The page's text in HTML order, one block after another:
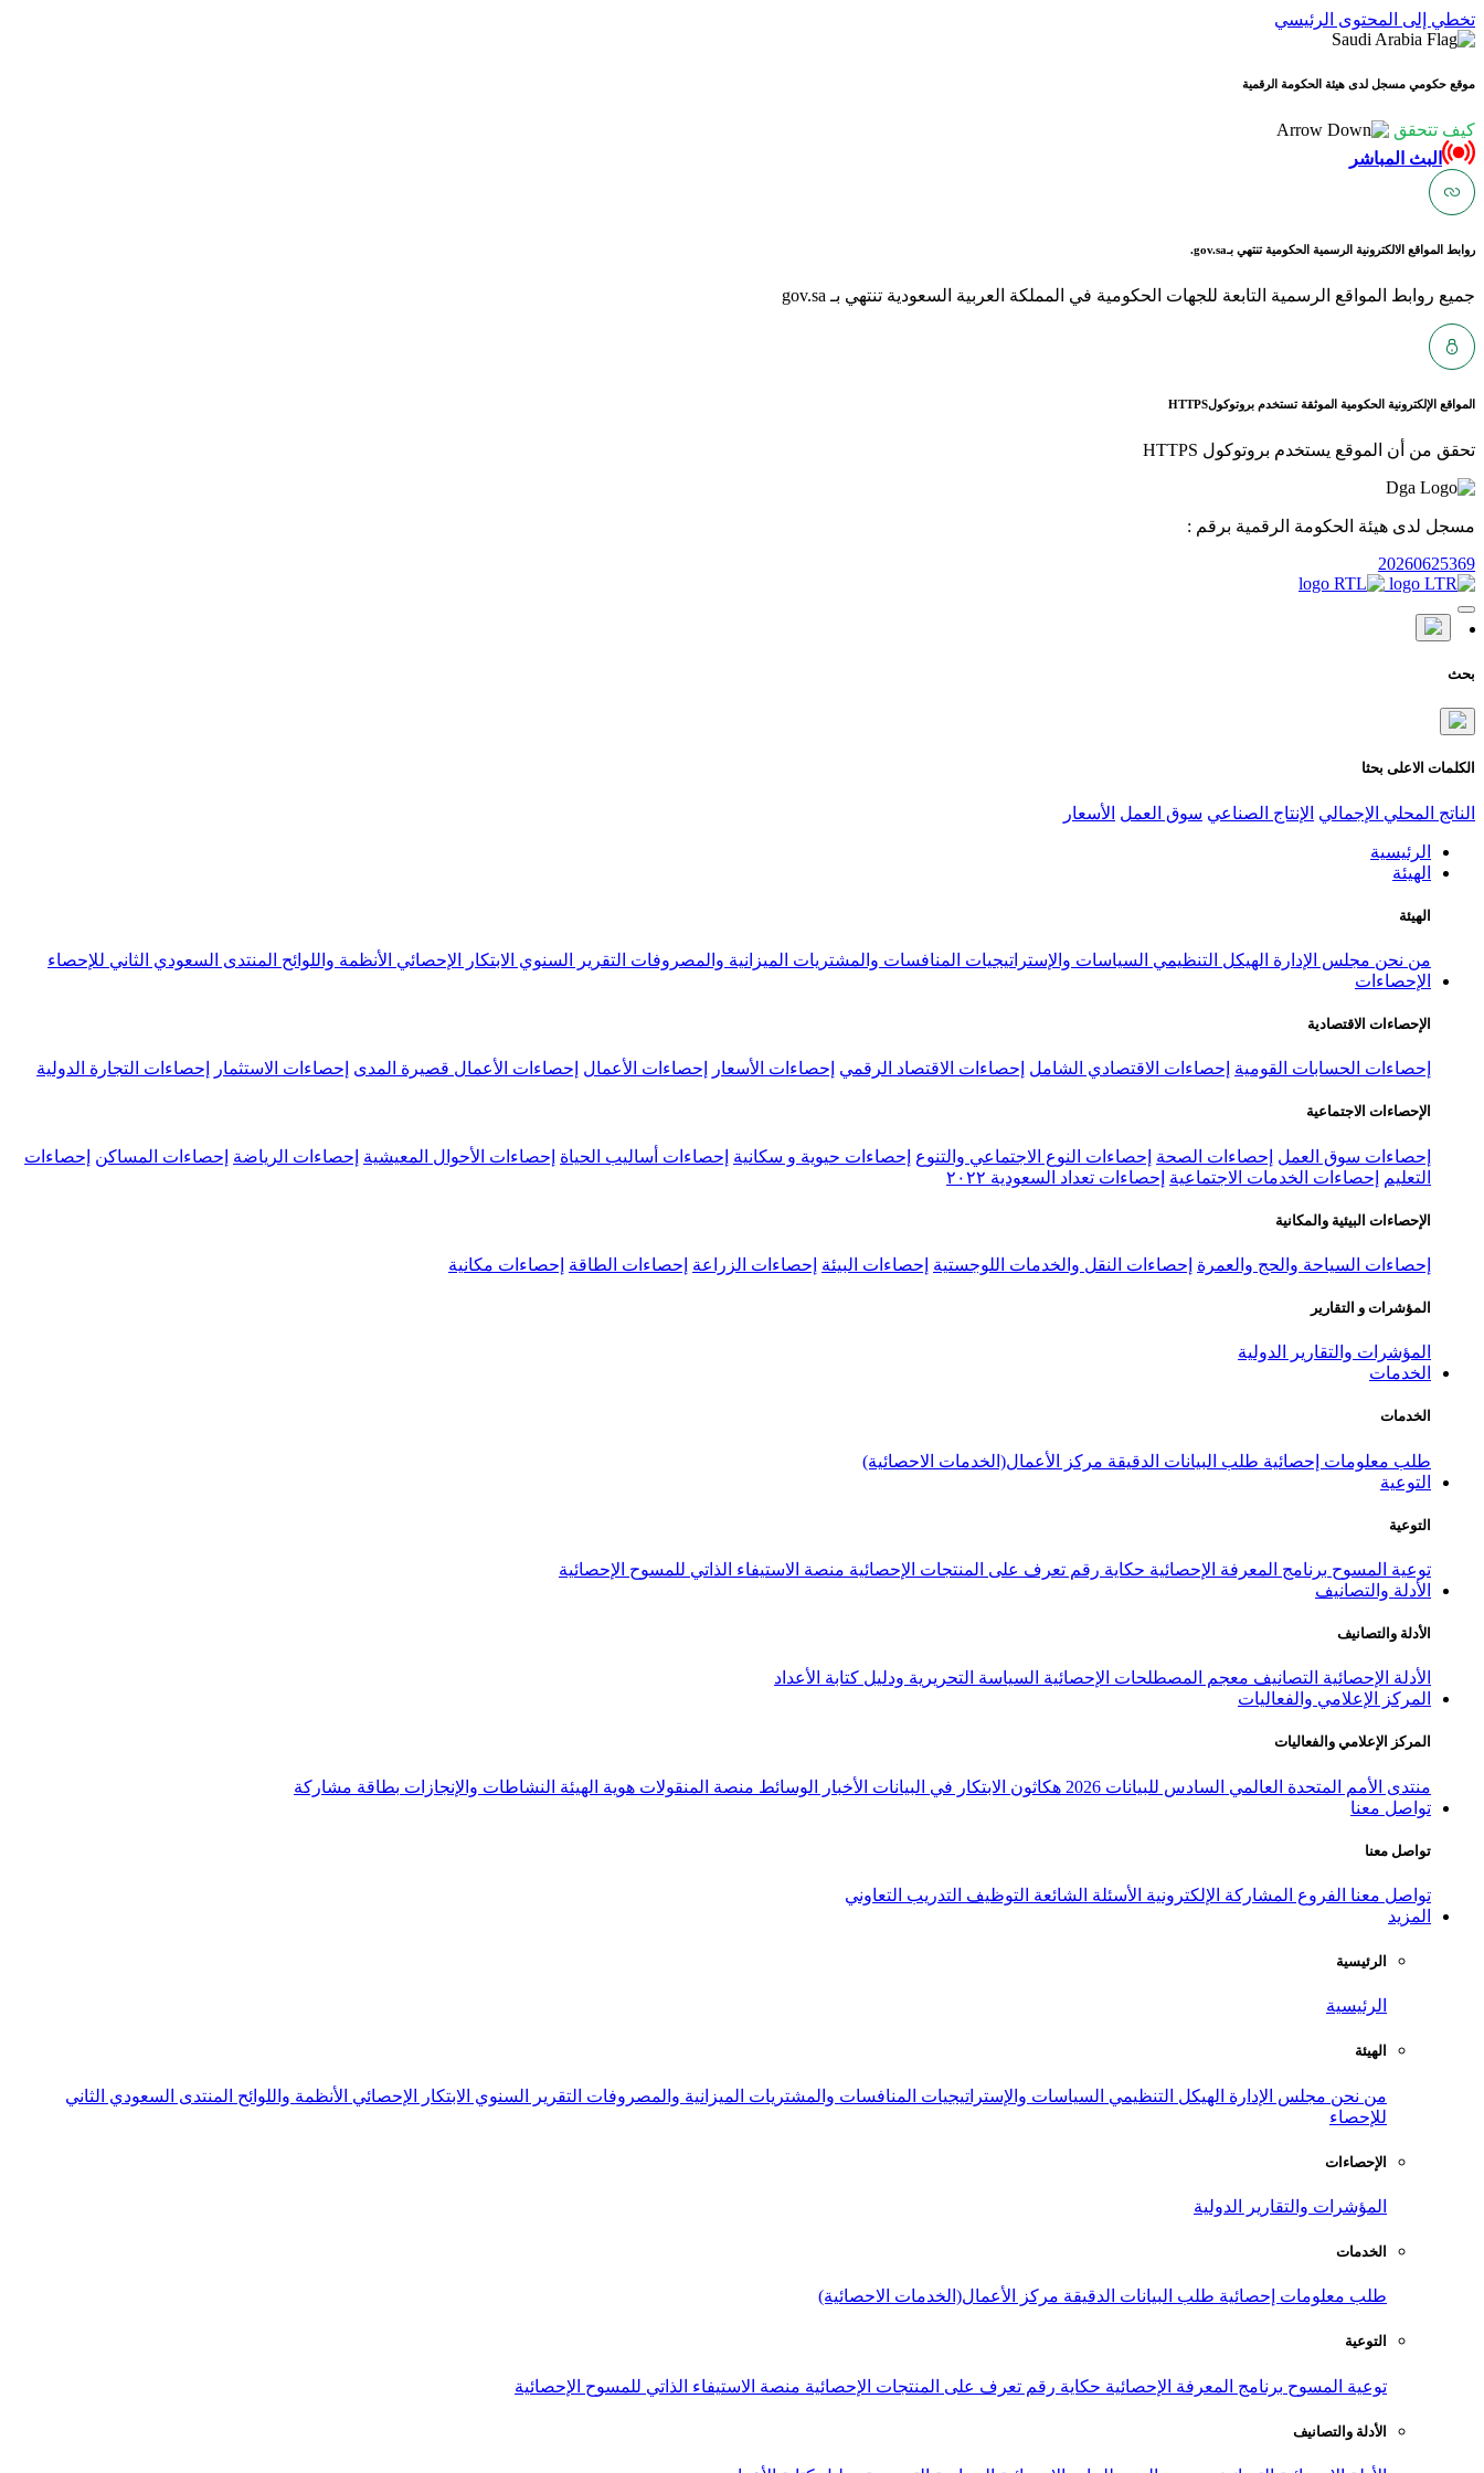
تخطي إلى المحتوى الرئيسي
موقع حكومي مسجل لدى هيئة الحكومة الرقمية
كيف تتحقق
البث المباشر
روابط المواقع الالكترونية الرسمية الحكومية تنتهي بـgov.sa.
جميع روابط المواقع الرسمية التابعة للجهات الحكومية في المملكة العربية السعودية تنتهي بـ gov.sa
المواقع الإلكترونية الحكومية الموثقة تستخدم بروتوكولHTTPS
تحقق من أن الموقع يستخدم بروتوكول HTTPS
مسجل لدى هيئة الحكومة الرقمية برقم :
20260625369
بحث
الكلمات الاعلى بحثا
الناتج المحلي الإجمالي الإنتاج الصناعي سوق العمل الأسعار
الرئيسية
الهيئة
الهيئة
من نحن مجلس الإدارة الهيكل التنظيمي السياسات والإستراتيجيات المنافسات والمشتريات الميزانية والمصروفات التقرير السنوي الابتكار الإحصائي الأنظمة واللوائح المنتدى السعودي الثاني للإحصاء
الإحصاءات
الإحصاءات الاقتصادية
إحصاءات الحسابات القومية إحصاءات الاقتصادي الشامل إحصاءات الاقتصاد الرقمي إحصاءات الأسعار إحصاءات الأعمال إحصاءات الأعمال قصيرة المدى إحصاءات الاستثمار إحصاءات التجارة الدولية
الإحصاءات الاجتماعية
إحصاءات سوق العمل إحصاءات الصحة إحصاءات النوع الاجتماعي والتنوع إحصاءات حيوية و سكانية إحصاءات أساليب الحياة إحصاءات الأحوال المعيشية إحصاءات الرياضة إحصاءات المساكن إحصاءات
التعليم
إحصاءات الخدمات الاجتماعية إحصاءات تعداد السعودية ٢٠٢٢
الإحصاءات البيئية والمكانية
إحصاءات السياحة والحج والعمرة إحصاءات النقل والخدمات اللوجستية إحصاءات البيئة إحصاءات الزراعة إحصاءات الطاقة إحصاءات مكانية
المؤشرات و التقارير
المؤشرات والتقارير الدولية
الخدمات
الخدمات
طلب معلومات إحصائية طلب البيانات الدقيقة مركز الأعمال(الخدمات الاحصائية)
التوعية
التوعية
توعية المسوح برنامج المعرفة الإحصائية حكاية رقم تعرف على المنتجات الإحصائية منصة الاستيفاء الذاتي للمسوح الإحصائية
الأدلة والتصانيف
الأدلة والتصانيف
الأدلة الإحصائية التصانيف معجم المصطلحات الإحصائية السياسة التحريرية ودليل كتابة الأعداد
المركز الإعلامي والفعاليات
المركز الإعلامي والفعاليات
منتدى الأمم المتحدة العالمي السادس للبيانات 2026 هكاثون الابتكار في البيانات الأخبار الوسائط منصة المنقولات هوية الهيئة النشاطات والإنجازات بطاقة مشاركة
تواصل معنا
تواصل معنا
تواصل معنا الفروع المشاركة الإلكترونية الأسئلة الشائعة التوظيف التدريب التعاوني
المزيد
الرئيسية
الرئيسية
الهيئة
من نحن مجلس الإدارة الهيكل التنظيمي السياسات والإستراتيجيات المنافسات والمشتريات الميزانية والمصروفات التقرير السنوي الابتكار الإحصائي الأنظمة واللوائح المنتدى السعودي الثاني
للإحصاء
الإحصاءات
المؤشرات والتقارير الدولية
الخدمات
طلب معلومات إحصائية طلب البيانات الدقيقة مركز الأعمال(الخدمات الاحصائية)
التوعية
توعية المسوح برنامج المعرفة الإحصائية حكاية رقم تعرف على المنتجات الإحصائية منصة الاستيفاء الذاتي للمسوح الإحصائية
الأدلة والتصانيف